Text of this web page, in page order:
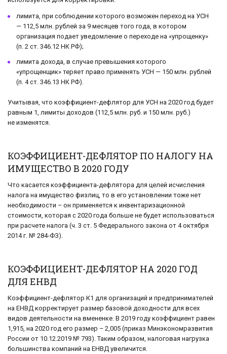
лимита, при соблюдении которого возможен переход на УСН
— 112,5 млн. рублей за 9 месяцев того года, в котором
организация подает уведомление о переходе на «упрощенку»
(п. 2 ст. 346.12 НК РФ);
лимита дохода, в случае превышения которого
«упрощенщик» теряет право применять УСН — 150 млн. рублей
(п. 4 ст. 346.13 НК РФ).
Учитывая, что коэффициент-дефлятор для УСН на 2020 год будет
равным 1, лимиты доходов (112,5 млн. руб. и 150 млн. руб.)
не изменятся.
КОЭФФИЦИЕНТ-ДЕФЛЯТОР ПО НАЛОГУ НА
ИМУЩЕСТВО В 2020 ГОДУ
Что касается коэффициента-дефлятора для целей исчисления
налога на имущество физлиц, то в его установлении тоже нет
необходимости – он применяется к инвентаризационной
стоимости, которая с 2020 года больше не будет использоваться
при расчете налога (ч. 3 ст. 5 Федерального закона от 4 октября
2014 г. № 284-ФЗ).
КОЭФФИЦИЕНТ-ДЕФЛЯТОР НА 2020 ГОД
ДЛЯ ЕНВД
Коэффициент-дефлятор К1 для организаций и предпринимателей
на ЕНВД корректирует размер базовой доходности для всех
видов деятельности на вмененке. В 2019 году коэффициент равен
1,915, на 2020 год его размер – 2,005 (приказ Минэкономразвития
России от 10.12.2019 № 793). Таким образом, налоговая нагрузка
большинства компаний на ЕНВД увеличится.